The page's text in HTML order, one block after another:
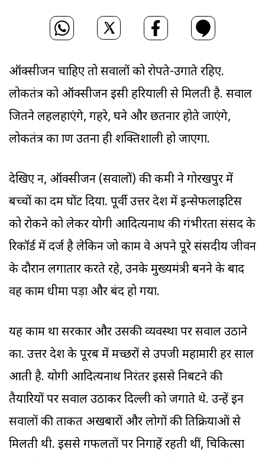
ऑक्सीजन चाहिए तो सवालों को रोपते-उगाते रहिए.
लोकतंत्र को ऑक्सीजन इसी हरियाली से मिलती है. सवाल
जितने लहलहाएंगे, गहरे, घने और छतनार होते जाएंगे,
लोकतंत्र का प्राण उतना ही शक्तिशाली हो जाएगा.
देखिए न, ऑक्सीजन (सवालों) की कमी ने गोरखपुर में
बच्चों का दम घोंट दिया. पूर्वी उत्तर प्रदेश में इन्सेफलाइटिस
को रोकने को लेकर योगी आदित्यनाथ की गंभीरता संसद के
रिकॉर्ड में दर्ज है लेकिन जो काम वे अपने पूरे संसदीय जीवन
के दौरान लगातार करते रहे, उनके मुख्यमंत्री बनने के बाद
वह काम धीमा पड़ा और बंद हो गया.
यह काम था सरकार और उसकी व्यवस्था पर सवाल उठाने
का. उत्तर प्रदेश के पूरब में मच्छरों से उपजी महामारी हर साल
आती है. योगी आदित्यनाथ निरंतर इससे निबटने की
तैयारियों पर सवाल उठाकर दिल्ली को जगाते थे. उन्हें इन
सवालों की ताकत अखबारों और लोगों की प्रतिक्रियाओं से
मिलती थी. इससे गफलतों पर निगाहें रहती थीं, चिकित्सा